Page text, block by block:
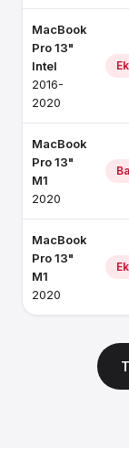
MacBook
Pro 13"
Intel
2016-
2020
MacBook
Pro 13"
M1
2020
MacBook
Pro 13"
M1
2020